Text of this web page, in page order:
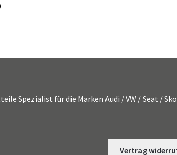
Spezialist für die Marken Audi / VW / Seat /
Vertrag